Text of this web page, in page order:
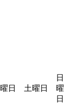
日 土曜日
日
曜
日